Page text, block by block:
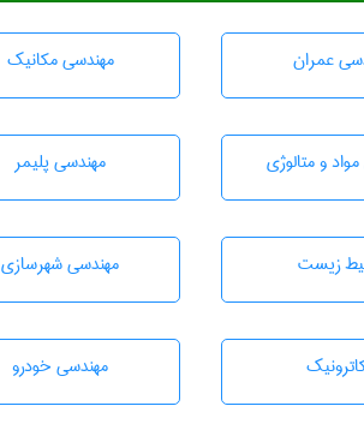
عمران مهندسی مکانیک
و متالوژی مهندسی پليمر
زيست مهندسی شهرسازی
مهندسی خودرو